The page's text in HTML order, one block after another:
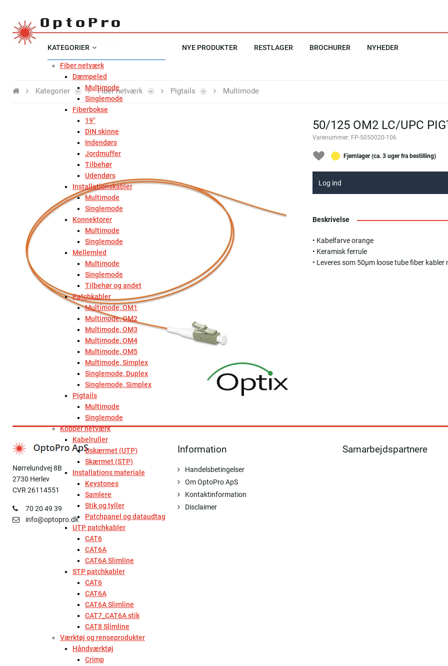
KATEGORIER
Fiber netværk
Dæmpeled
Multimode
Singlemode
Fiberbokse
19"
DIN skinne
Indendørs
Jordmuffer
Tilbehør
Udendørs
Installationskabler
Multimode
Singlemode
Konnektorer
Multimode
Singlemode
Mellemled
Multimode
Singlemode
Tilbehør og andet
Patchkabler
Multimode, OM1
Multimode, OM2
Multimode, OM3
Multimode, OM4
Multimode, OM5
Multimode, Simplex
Singlemode, Duplex
Singlemode, Simplex
Pigtails
Multimode
Singlemode
Kobber netværk
Kabelruller
Uskærmet (UTP)
Skærmet (STP)
Installations materiale
Keystones
Samlere
Stik og tyller
Patchpanel og dataudtag
UTP patchkabler
CAT6
CAT6A
CAT6A Slimline
STP patchkabler
CAT6
CAT6A
CAT6A Slimline
CAT7_CAT6A stik
CAT8 Slimline
Værktøj og renseprodukter
Håndværktøj
Crimp
NYE PRODUKTER RESTLAGER BROCHURER NYHEDER
Kategorier Fiber netværk Pigtails Multimode
50/125 OM2 LC/UPC
Varenummer: FP-5050020-106
Fjernlager (ca. 3 uger fra bestilling)
Log ind
Beskrivelse
• Kabelfarve orange
• Keramisk ferrule
• Leveres som 50µm loose tube fiber kabler
Nørrelundvej 8B
2730 Herlev
CVR 26114551
70 20 49 39
info@optopro.dk
Information
Handelsbetingelser
Om OptoPro ApS
Kontaktinformation
Disclaimer
Samarbejdspartnere